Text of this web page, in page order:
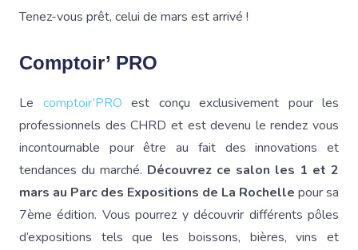
Tenez-vous prêt, celui de mars est arrivé !
Comptoir’ PRO
Le comptoir’PRO est conçu exclusivement pour les
professionnels des CHRD et est devenu le rendez vous
incontournable pour être au fait des innovations et
tendances du marché. Découvrez ce salon les 1 et 2
mars au Parc des Expositions de La Rochelle pour sa
7ème édition. Vous pourrez y découvrir différents pôles
d’expositions tels que les boissons, bières, vins et